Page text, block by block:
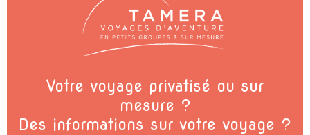
Votre voyage privatisé ou sur
mesure ?
Des informations sur votre voyage ?